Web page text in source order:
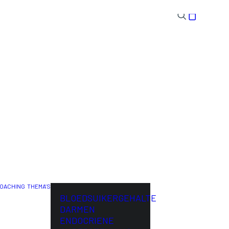
THEMA’S
BLOEDSUIKERGEHALTE
DARMEN
ENDOCRIENE